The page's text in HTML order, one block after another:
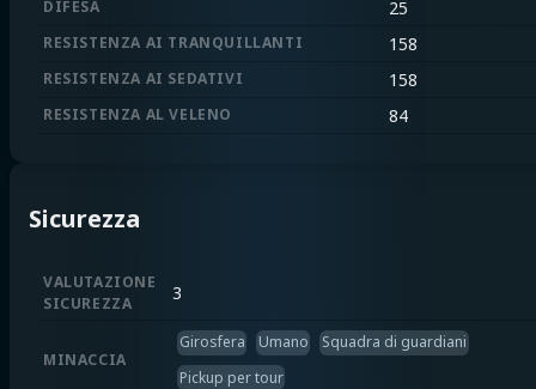
DIFESA 25
RESISTENZA AI TRANQUILLANTI 158
RESISTENZA AI SEDATIVI 158
RESISTENZA AL VELENO 84
Sicurezza
VALUTAZIONE
SICUREZZA
3
MINACCIA
Girosfera Umano
Squadra di guardiani
Pickup per tour